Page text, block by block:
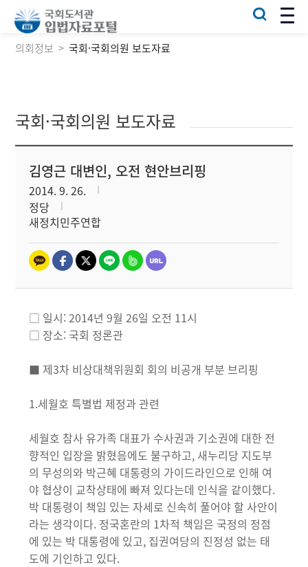
의회정보 국회·국회의원 보도자료
국회·국회의원 보도자료
김영근 대변인, 오전 현안브리핑
2014. 9. 26.
정당
새정치민주연합
□ 일시: 2014년 9월 26일 오전 11시
□ 장소: 국회 정론관
■ 제3차 비상대책위원회 회의 비공개 부분 브리핑
1.세월호 특별법 제정과 관련
세월호 참사 유가족 대표가 수사권과 기소권에 대한 전
향적인 입장을 밝혔음에도 불구하고, 새누리당 지도부
의 무성의와 박근혜 대통령의 가이드라인으로 인해 여
야 협상이 교착상태에 빠져 있다는데 인식을 같이했다.
박 대통령이 책임 있는 자세로 신속히 풀어야 할 사안이
라는 생각이다. 정국혼란의 1차적 책임은 국정의 정점
에 있는 박 대통령에 있고, 집권여당의 진정성 없는 태
도에 기인하고 있다.